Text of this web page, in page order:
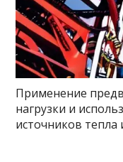
Применение
нагрузки и
источников тепла